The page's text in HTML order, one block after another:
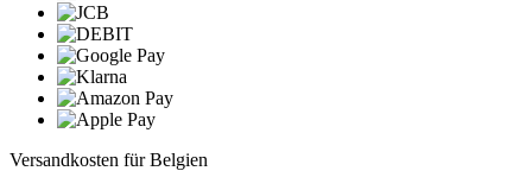
Versandkosten für Belgien